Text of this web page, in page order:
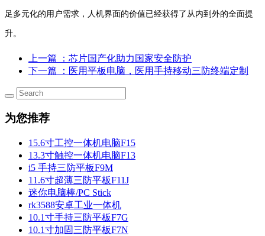
足多元化的用户需求，人机界面的价值已经获得了从内到外的全面提
升。
上一篇
：芯片国产化助力国家安全防护
下一篇
：医用平板电脑，医用手持移动三防终端定制
为您推荐
15.6寸工控一体机电脑F15
13.3寸触控一体机电脑F13
i5 手持三防平板F9M
11.6寸超薄三防平板F11J
迷你电脑棒/PC Stick
rk3588安卓工业一体机
10.1寸手持三防平板F7G
10.1寸加固三防平板F7N